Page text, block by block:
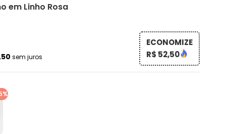
em Linho Rosa
sem juros
ECONOMIZE
R$ 52,50